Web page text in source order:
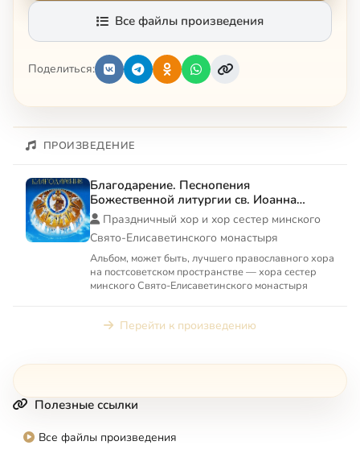
Все файлы произведения
Поделиться:
ПРОИЗВЕДЕНИЕ
Благодарение. Песнопения
Божественной литургии св. Иоанна
Златоуста
Праздничный хор и хор сестер минского
Свято-Елисаветинского монастыря
Альбом, может быть, лучшего православного хора
на постсоветском пространстве — хора сестер
минского Свято-Елисаветинского монастыря
Перейти к произведению
Полезные ссылки
Все файлы произведения